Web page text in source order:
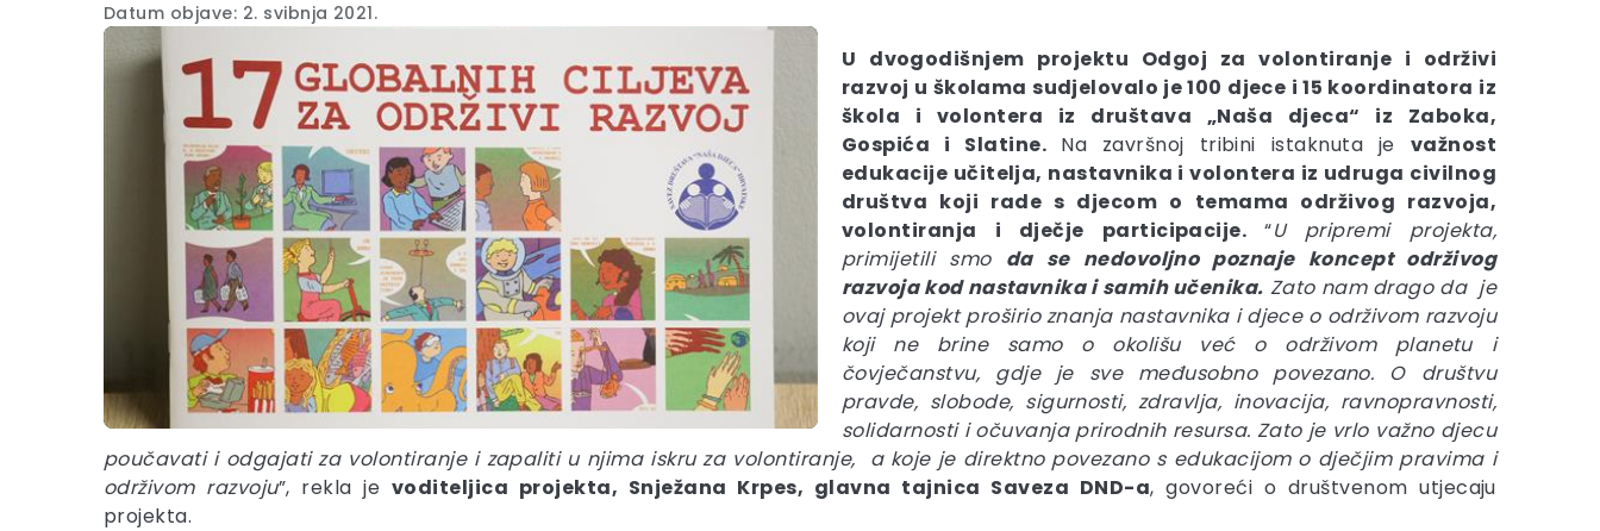
Datum objave: 2. svibnja 2021.
U dvogodišnjem projektu Odgoj za volontiranje i održivi
razvoj u školama sudjelovalo je 100 djece i 15 koordinatora iz
škola i volontera iz društava „Naša djeca“ iz Zaboka,
Gospića i Slatine. Na završnoj tribini istaknuta je važnost
edukacije učitelja, nastavnika i volontera iz udruga civilnog
društva koji rade s djecom o temama održivog razvoja,
volontiranja i dječje participacije.“U pripremi projekta,
primijetili smo da se nedovoljno poznaje koncept održivog
razvoja kod nastavnika i samih učenika. Zato nam drago da je
ovaj projekt proširio znanja nastavnika i djece o održivom razvoju
koji ne brine samo o okolišu već o održivom planetu i
čovječanstvu, gdje je sve međusobno povezano. O društvu
pravde, slobode, sigurnosti, zdravlja, inovacija, ravnopravnosti,
solidarnosti i očuvanja prirodnih resursa. Zato je vrlo važno djecu
poučavati i odgajati za volontiranje i zapaliti u njima iskru za volontiranje, a koje je direktno povezano s edukacijom o dječjim pravima i
održivom razvoju”, rekla je voditeljica projekta, Snježana Krpes, glavna tajnica Saveza DND-a, govoreći o društvenom utjecaju
projekta.